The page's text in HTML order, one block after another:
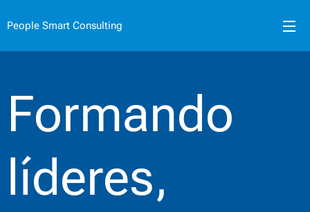
People Smart Consulting
Formando
líderes,